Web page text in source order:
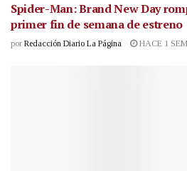
Spider-Man: Brand New Day
primer fin de semana de estreno
por Redacción Diario La Página HACE 1